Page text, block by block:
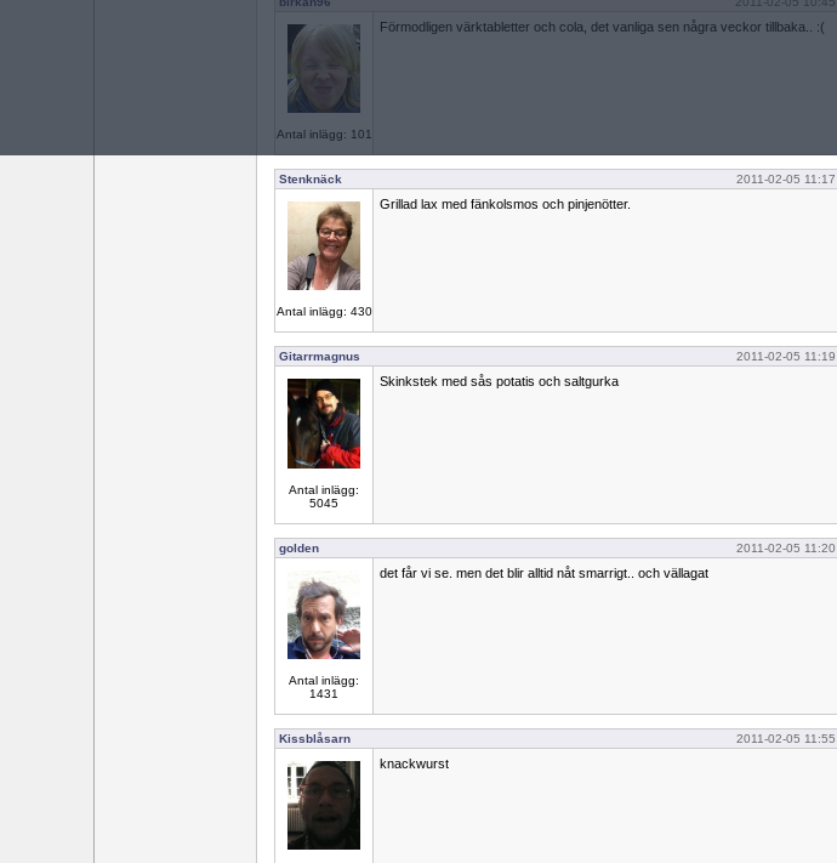
Antal inlägg: 101
Förmodligen värktabletter och cola, det vanliga sen några veckor tillbaka.. :(
Stenknäck 2011-02-05 11:17
Antal inlägg: 430
Grillad lax med fänkolsmos och pinjenötter.
Gitarrmagnus 2011-02-05 11:19
Antal inlägg:
5045
Skinkstek med sås potatis och saltgurka
golden 2011-02-05 11:20
Antal inlägg:
1431
det får vi se. men det blir alltid nåt smarrigt.. och vällagat
Kissblåsarn 2011-02-05 11:55
knackwurst